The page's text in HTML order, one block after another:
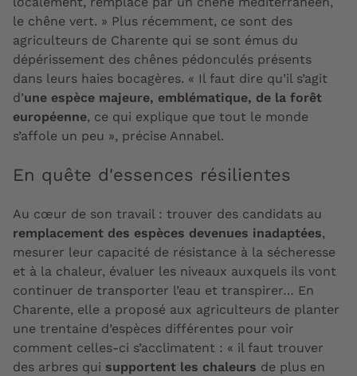
le chêne vert. » Plus récemment, ce sont des
agriculteurs de Charente qui se sont émus du
dépérissement des chênes pédonculés présents
dans leurs haies bocagères. « Il faut dire qu’il s’agit
d’une espèce majeure, emblématique, de la forêt
européenne, ce qui explique que tout le monde
s’affole un peu », précise Annabel.
En quête d'essences résilientes
Au cœur de son travail : trouver des candidats au
remplacement des espèces devenues inadaptées,
mesurer leur capacité de résistance à la sécheresse
et à la chaleur, évaluer les niveaux auxquels ils vont
continuer de transporter l’eau et transpirer… En
Charente, elle a proposé aux agriculteurs de planter
une trentaine d’espèces différentes pour voir
comment celles-ci s’acclimatent : « il faut trouver
des arbres qui supportent les chaleurs de plus en